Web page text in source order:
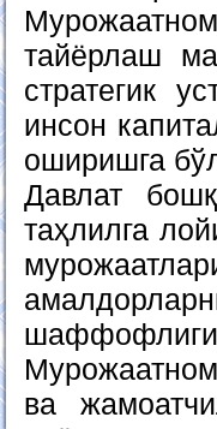
тайёрлаш
стратегик
инсон
оширишга
Давлат
таҳлилга
ва